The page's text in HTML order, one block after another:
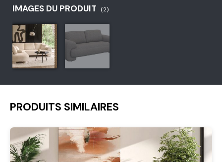
IMAGES DU PRODUIT (2)
PRODUITS SIMILAIRES